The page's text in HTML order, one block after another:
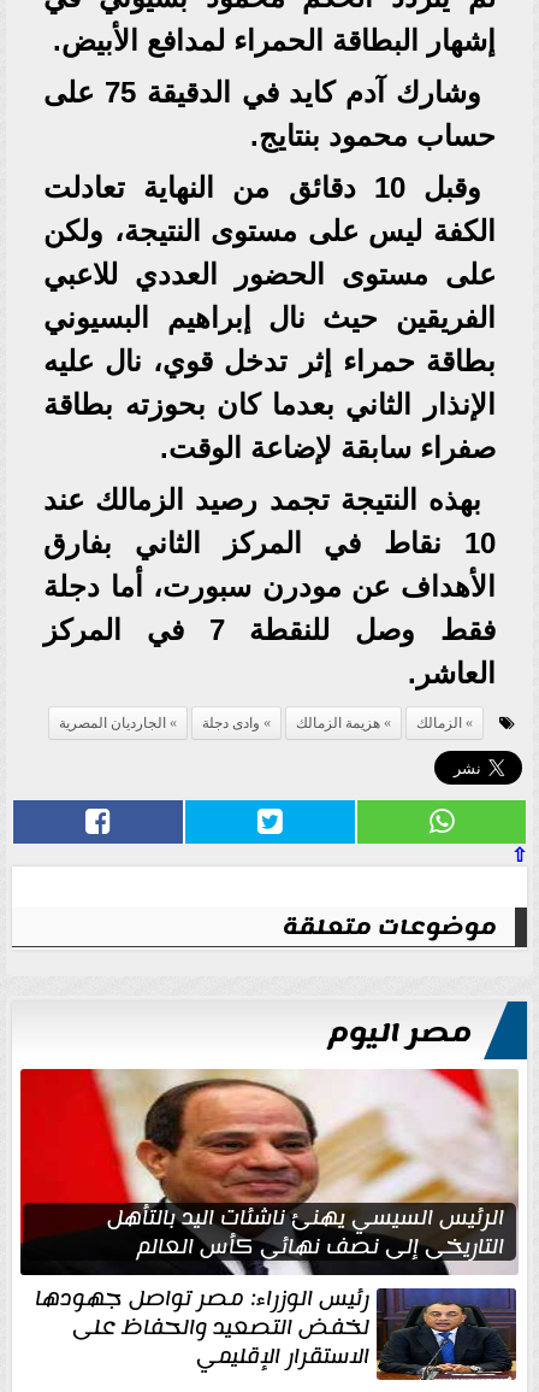
إشهار البطاقة الحمراء لمدافع الأبيض.
وشارك آدم كايد في الدقيقة 75 على
حساب محمود بنتايج.
وقبل 10 دقائق من النهاية تعادلت
الكفة ليس على مستوى النتيجة، ولكن
على مستوى الحضور العددي للاعبي
الفريقين حيث نال إبراهيم البسيوني
بطاقة حمراء إثر تدخل قوي، نال عليه
الإنذار الثاني بعدما كان بحوزته بطاقة
صفراء سابقة لإضاعة الوقت.
بهذه النتيجة تجمد رصيد الزمالك عند
10 نقاط في المركز الثاني بفارق
الأهداف عن مودرن سبورت، أما دجلة
فقط وصل للنقطة 7 في المركز
العاشر.
الزمالك هزيمة الزمالك وادى دجلة الجارديان المصرية
⇧
موضوعات متعلقة
مصر اليوم
الرئيس السيسي يهنئ ناشئات اليد بالتأهل
التاريخي إلى نصف نهائي كأس العالم
رئيس الوزراء: مصر تواصل جهودها
لخفض التصعيد والحفاظ على
الاستقرار الإقليمي